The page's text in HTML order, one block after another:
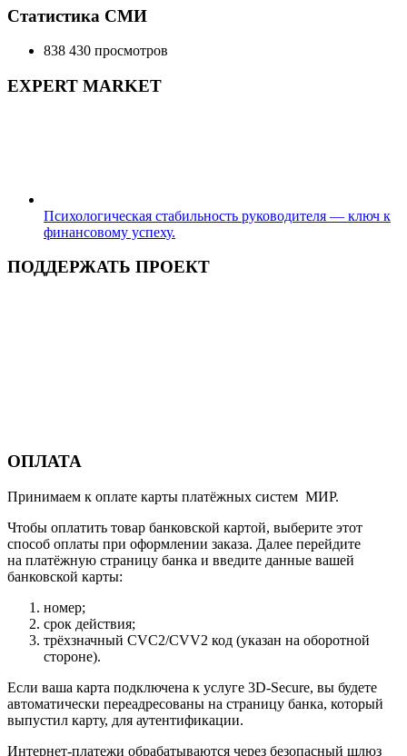
Статистика СМИ
838 430 просмотров
EXPERT MARKET
Психологическая стабильность руководителя — ключ к
финансовому успеху.
ПОДДЕРЖАТЬ ПРОЕКТ
ОПЛАТА
Принимаем к оплате карты платёжных систем МИР.
Чтобы оплатить товар банковской картой, выберите этот
способ оплаты при оформлении заказа. Далее перейдите
на платёжную страницу банка и введите данные вашей
банковской карты:
номер;
срок действия;
трёхзначный CVC2/CVV2 код (указан на оборотной
стороне).
Если ваша карта подключена к услуге 3D-Secure, вы будете
автоматически переадресованы на страницу банка, который
выпустил карту, для аутентификации.
Интернет-платежи обрабатываются через безопасный шлюз